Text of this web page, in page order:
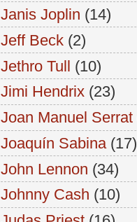
Janis Joplin (14)
Jeff Beck (2)
Jethro Tull (10)
Jimi Hendrix (23)
Joan Manuel Serrat
Joaquín Sabina (17)
John Lennon (34)
Johnny Cash (10)